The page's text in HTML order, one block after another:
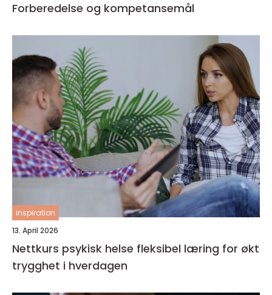
Forberedelse og kompetansemål
inspiration
13. April 2026
Nettkurs psykisk helse fleksibel læring for økt
trygghet i hverdagen